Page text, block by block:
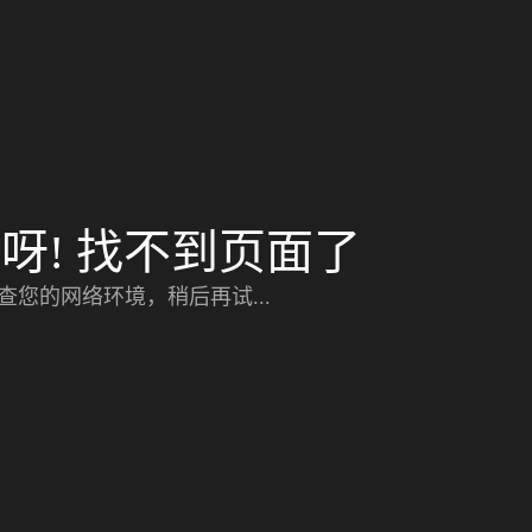
! 找不到页面了
您的网络环境，稍后再试...